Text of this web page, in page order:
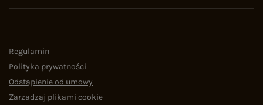
Regulamin
Polityka prywatności
Odstąpienie od umowy
Zarządzaj plikami cookie